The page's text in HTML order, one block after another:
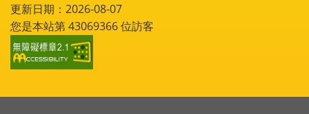
更新日期：2026-08-07
您是本站第43069366位訪客